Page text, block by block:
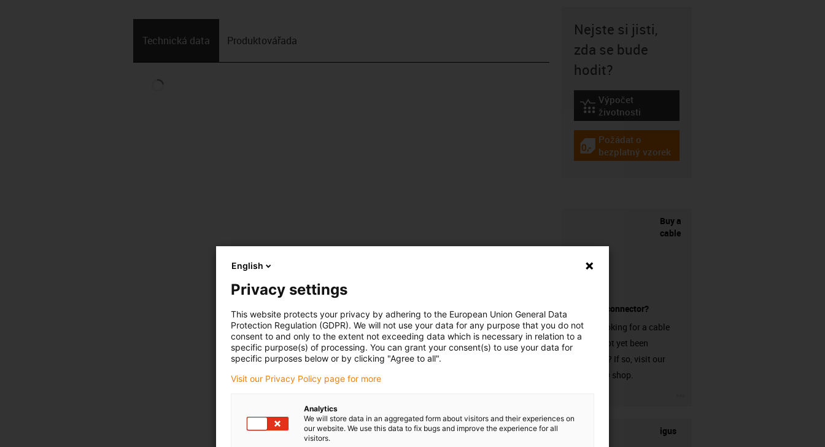
Technická data Produktová­řada
Nejste si jisti,
zda se bude
hodit?
igus-icon-lebensdauerrechner
Výpočet
životnosti
igus-icon-gratismuster
Požádat o
bezplatný vzorek
Buy a
cable
without a connector?
Are you looking for a cable
that has not yet been
harnessed? If so, visit our
chainflex® shop.
igus
English
Privacy settings
This website protects your privacy by adhering to the European Union General Data
Protection Regulation (GDPR). We will not use your data for any purpose that you do not
consent to and only to the extent not exceeding data which is necessary in relation to a
specific purpose(s) of processing. You can grant your consent(s) to use your data for
specific purposes below or by clicking "Agree to all".
Visit our Privacy Policy page for more
Analytics
We will store data in an aggregated form about visitors and their experiences on
our website. We use this data to fix bugs and improve the experience for all
visitors.